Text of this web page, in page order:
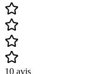
10 avis